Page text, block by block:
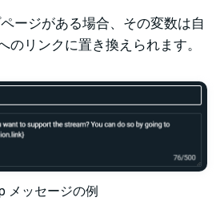
ージがある場合、その変数は自
のリンクに置き換えられます。
メッセージの例